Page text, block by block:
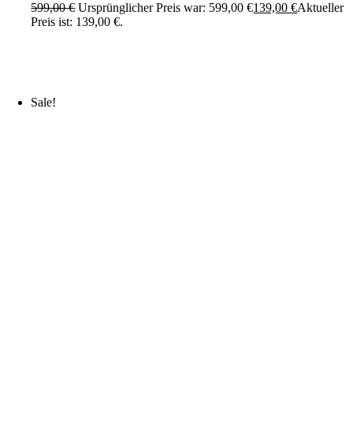
599,00€ Ursprünglicher Preis war: 599,00 €139,00€Aktueller
Preis ist: 139,00 €.
Sale!